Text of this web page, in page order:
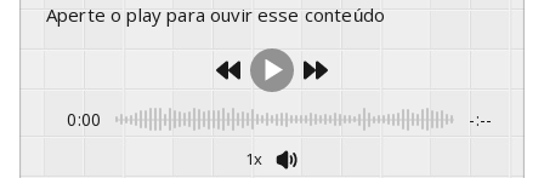
Aperte o play para ouvir esse conteúdo
0:00 -:--
1x